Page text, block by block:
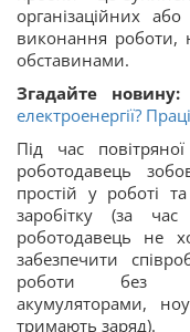
організаційних
виконання роботи,
обставинами.
Згадайте новину:
електроенергії?
Під час
роботодавець
простій у роботі
заробітку (за
роботодавець не
забезпечити
роботи без
акумуляторами,
тримають заряд).